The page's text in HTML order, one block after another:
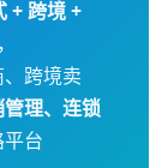
+ 跨境 +
跨境卖
理、连锁
台